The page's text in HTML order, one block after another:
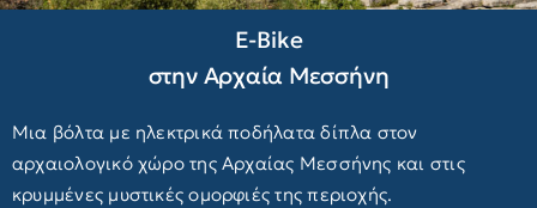
E-Βike
στην Αρχαία Μεσσήνη
Μια βόλτα με ηλεκτρικά ποδήλατα δίπλα στον
αρχαιολογικό χώρο της Αρχαίας Μεσσήνης και στις
κρυμμένες μυστικές ομορφιές της περιοχής.